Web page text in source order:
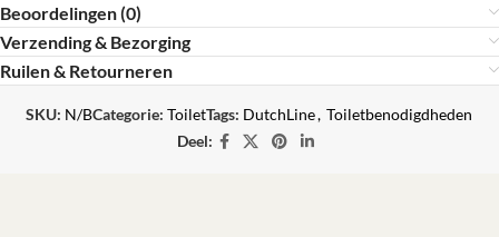
Beoordelingen (0)
Verzending & Bezorging
Ruilen & Retourneren
SKU: N/BCategorie: ToiletTags: DutchLine, Toiletbenodigdheden
Deel: